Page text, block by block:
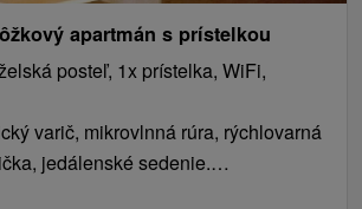
apartmán s prístelkou
posteľ, 1x prístelka, WiFi,
varič, mikrovlnná rúra, rýchlovarná
jedálenské sedenie.